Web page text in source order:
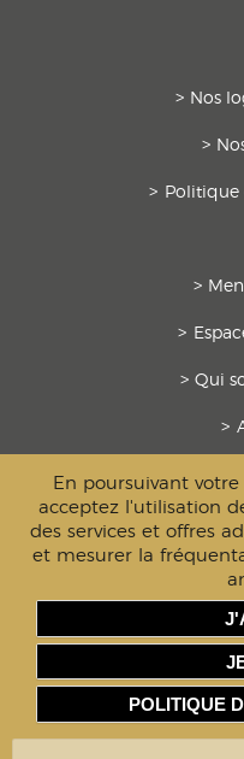
Nos
Qui
Les
PARC D’ACTIVITÉ LE
En poursuivant
acceptez l'utilisation
des services et offres
et mesurer la
POLITIQUE